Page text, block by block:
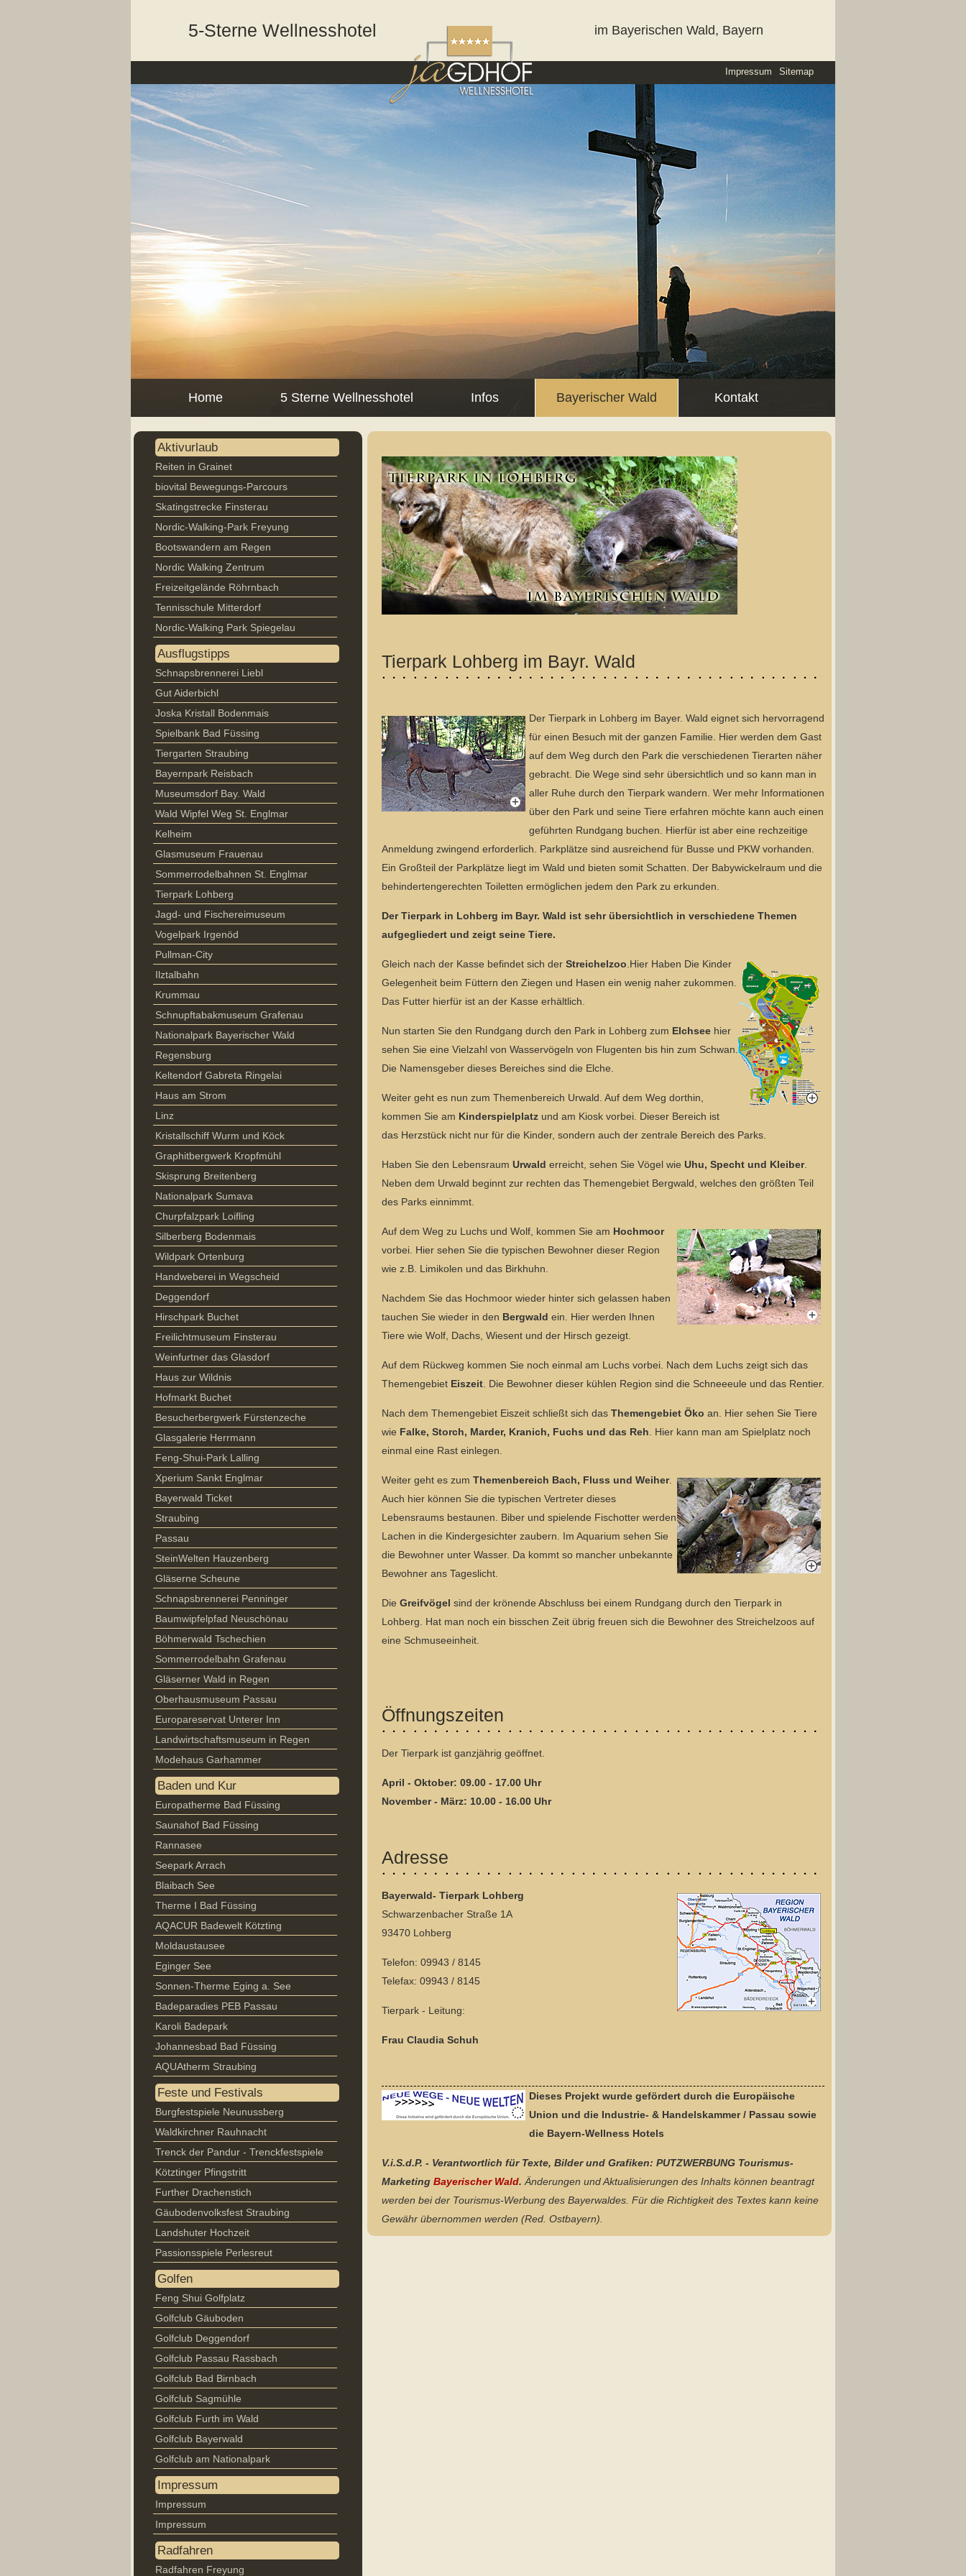
5-Sterne Wellnesshotel im Bayerischen Wald, Bayern
Home 5 Sterne Wellnesshotel Infos Bayerischer Wald Kontakt
Sitemap
Impressum
Aktivurlaub
Reiten in Grainet
biovital Bewegungs-Parcours
Skatingstrecke Finsterau
Nordic-Walking-Park Freyung
Bootswandern am Regen
Nordic Walking Zentrum
Freizeitgelände Röhrnbach
Tennisschule Mitterdorf
Nordic-Walking Park Spiegelau
Ausflugstipps
Schnapsbrennerei Liebl
Gut Aiderbichl
Joska Kristall Bodenmais
Spielbank Bad Füssing
Tiergarten Straubing
Bayernpark Reisbach
Museumsdorf Bay. Wald
Wald Wipfel Weg St. Englmar
Kelheim
Glasmuseum Frauenau
Sommerrodelbahnen St. Englmar
Tierpark Lohberg
Jagd- und Fischereimuseum
Vogelpark Irgenöd
Pullman-City
Ilztalbahn
Krummau
Schnupftabakmuseum Grafenau
Nationalpark Bayerischer Wald
Regensburg
Keltendorf Gabreta Ringelai
Haus am Strom
Linz
Kristallschiff Wurm und Köck
Graphitbergwerk Kropfmühl
Skisprung Breitenberg
Nationalpark Sumava
Churpfalzpark Loifling
Silberberg Bodenmais
Wildpark Ortenburg
Handweberei in Wegscheid
Deggendorf
Hirschpark Buchet
Freilichtmuseum Finsterau
Weinfurtner das Glasdorf
Haus zur Wildnis
Hofmarkt Buchet
Besucherbergwerk Fürstenzeche
Glasgalerie Herrmann
Feng-Shui-Park Lalling
Xperium Sankt Englmar
Bayerwald Ticket
Straubing
Passau
SteinWelten Hauzenberg
Gläserne Scheune
Schnapsbrennerei Penninger
Baumwipfelpfad Neuschönau
Böhmerwald Tschechien
Sommerrodelbahn Grafenau
Gläserner Wald in Regen
Oberhausmuseum Passau
Europareservat Unterer Inn
Landwirtschaftsmuseum in Regen
Modehaus Garhammer
Baden und Kur
Europatherme Bad Füssing
Saunahof Bad Füssing
Rannasee
Seepark Arrach
Blaibach See
Therme I Bad Füssing
AQACUR Badewelt Kötzting
Moldaustausee
Eginger See
Sonnen-Therme Eging a. See
Badeparadies PEB Passau
Karoli Badepark
Johannesbad Bad Füssing
AQUAtherm Straubing
Feste und Festivals
Burgfestspiele Neunussberg
Waldkirchner Rauhnacht
Trenck der Pandur - Trenckfestspiele
Kötztinger Pfingstritt
Further Drachenstich
Gäubodenvolksfest Straubing
Landshuter Hochzeit
Passionsspiele Perlesreut
Golfen
Feng Shui Golfplatz
Golfclub Gäuboden
Golfclub Deggendorf
Golfclub Passau Rassbach
Golfclub Bad Birnbach
Golfclub Sagmühle
Golfclub Furth im Wald
Golfclub Bayerwald
Golfclub am Nationalpark
Impressum
Impressum
Impressum
Radfahren
Radfahren Freyung
Tierpark Lohberg im Bayr. Wald
Der Tierpark in Lohberg im Bayer. Wald eignet sich hervorragend
für einen Besuch mit der ganzen Familie. Hier werden dem Gast
auf dem Weg durch den Park die verschiedenen Tierarten näher
gebracht. Die Wege sind sehr übersichtlich und so kann man in
aller Ruhe durch den Tierpark wandern. Wer mehr Informationen
über den Park und seine Tiere erfahren möchte kann auch einen
geführten Rundgang buchen. Hierfür ist aber eine rechzeitige
Anmeldung zwingend erforderlich. Parkplätze sind ausreichend für Busse und PKW vorhanden.
Ein Großteil der Parkplätze liegt im Wald und bieten somit Schatten. Der Babywickelraum und die
behindertengerechten Toiletten ermöglichen jedem den Park zu erkunden.
Der Tierpark in Lohberg im Bayr. Wald ist sehr übersichtlich in verschiedene Themen
aufgegliedert und zeigt seine Tiere.
Gleich nach der Kasse befindet sich der Streichelzoo .Hier Haben Die Kinder
Gelegenheit beim Füttern den Ziegen und Hasen ein wenig naher zukommen.
Das Futter hierfür ist an der Kasse erhältlich.
Nun starten Sie den Rundgang durch den Park in Lohberg zum Elchsee hier
sehen Sie eine Vielzahl von Wasservögeln von Flugenten bis hin zum Schwan.
Die Namensgeber dieses Bereiches sind die Elche.
Weiter geht es nun zum Themenbereich Urwald. Auf dem Weg dorthin,
kommen Sie am Kinderspielplatz und am Kiosk vorbei. Dieser Bereich ist
das Herzstück nicht nur für die Kinder, sondern auch der zentrale Bereich des Parks.
Haben Sie den Lebensraum Urwald erreicht, sehen Sie Vögel wie Uhu, Specht und Kleiber.
Neben dem Urwald beginnt zur rechten das Themengebiet Bergwald, welches den größten Teil
des Parks einnimmt.
Auf dem Weg zu Luchs und Wolf, kommen Sie am Hochmoor
vorbei. Hier sehen Sie die typischen Bewohner dieser Region
wie z.B. Limikolen und das Birkhuhn.
Nachdem Sie das Hochmoor wieder hinter sich gelassen haben
tauchen Sie wieder in den Bergwald ein. Hier werden Ihnen
Tiere wie Wolf, Dachs, Wiesent und der Hirsch gezeigt.
Auf dem Rückweg kommen Sie noch einmal am Luchs vorbei. Nach dem Luchs zeigt sich das
Themengebiet Eiszeit . Die Bewohner dieser kühlen Region sind die Schneeeule und das Rentier.
Nach dem Themengebiet Eiszeit schließt sich das Themengebiet Öko an. Hier sehen Sie Tiere
wie Falke, Storch, Marder, Kranich, Fuchs und das Reh . Hier kann man am Spielplatz noch
einmal eine Rast einlegen.
Weiter geht es zum Themenbereich Bach, Fluss und Weiher.
Auch hier können Sie die typischen Vertreter dieses
Lebensraums bestaunen. Biber und spielende Fischotter werden
Lachen in die Kindergesichter zaubern. Im Aquarium sehen Sie
die Bewohner unter Wasser. Da kommt so mancher unbekannte
Bewohner ans Tageslicht.
Die Greifvögel sind der krönende Abschluss bei einem Rundgang durch den Tierpark in
Lohberg. Hat man noch ein bisschen Zeit übrig freuen sich die Bewohner des Streichelzoos auf
eine Schmuseeinheit.
Öffnungszeiten
Der Tierpark ist ganzjährig geöffnet.
April - Oktober: 09.00 - 17.00 Uhr
November - März: 10.00 - 16.00 Uhr
Adresse
Bayerwald- Tierpark Lohberg
Schwarzenbacher Straße 1A
93470 Lohberg
Telefon: 09943 / 8145
Telefax: 09943 / 8145
Tierpark - Leitung:
Frau Claudia Schuh
Dieses Projekt wurde gefördert durch die Europäische
Union und die Industrie- & Handelskammer / Passau sowie
die Bayern-Wellness Hotels
V.i.S.d.P. - Verantwortlich für Texte, Bilder und Grafiken: PUTZWERBUNG Tourismus-
Marketing Bayerischer Wald. Änderungen und Aktualisierungen des Inhalts können beantragt
werden bei der Tourismus-Werbung des Bayerwaldes. Für die Richtigkeit des Textes kann keine
Gewähr übernommen werden (Red. Ostbayern).